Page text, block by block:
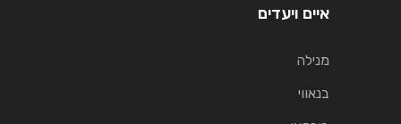
איים ויעדים
מנילה
בנאווי